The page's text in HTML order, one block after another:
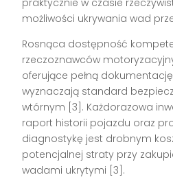
możliwości ukrywania wad
Rosnąca dostępność
rzeczoznawców
oferujące pełną
wyznaczają standard
wtórnym [3] . Każdorazowa
raport historii pojazdu oraz
diagnostykę jest drobnym
potencjalnej straty przy
wadami ukrytymi [3] .